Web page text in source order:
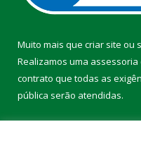
Muito mais que criar site ou
Realizamos uma assessoria
contrato que todas as
pública serão atendidas.